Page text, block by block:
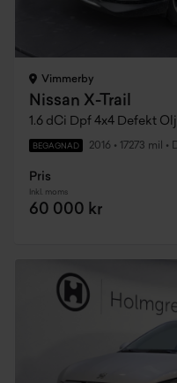
Vimmerby
Nissan X-Trail
1.6 dCi Dpf 4x4 Defekt
BEGAGNAD 2016 • 17273 mil •
Pris
Inkl. moms
60 000 kr